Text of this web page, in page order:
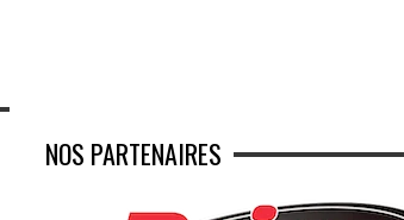
NOS PARTENAIRES